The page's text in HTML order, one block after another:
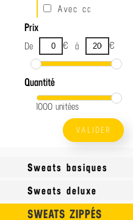
Avec capuche
Prix
De € à €
Quantité
1000 unitées
VALIDER
Sweats basiques
Sweats deluxe
SWEATS ZIPPÉS